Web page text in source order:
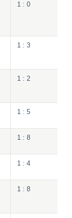
1 : 0
1 : 3
1 : 2
1 : 5
1 : 8
1 : 4
1 : 8